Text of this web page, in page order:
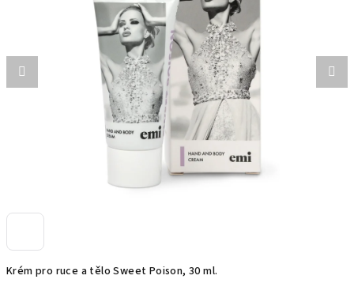
Krém pro ruce a tělo Sweet Poison, 30 ml.
hvězdiček.